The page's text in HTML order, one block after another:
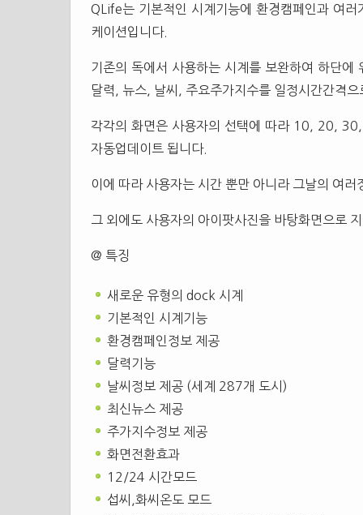
QLife는 기본적인 시계기능에 환경캠페인과 여
케이션입니다.
기존의 독에서 사용하는 시계를 보완하여 하단
달력, 뉴스, 날씨, 주요주가지수를 일정시간간격
각각의 화면은 사용자의 선택에 따라 10, 20,
자동업데이트 됩니다.
이에 따라 사용자는 시간 뿐만 아니라 그날의 여
그 외에도 사용자의 아이팟사진을 바탕화면으로
@ 특징
새로운 유형의 dock 시계
기본적인 시계기능
환경캠페인정보 제공
달력기능
날씨정보 제공 (세계 287개 도시)
최신뉴스 제공
주가지수정보 제공
화면전환효과
12/24 시간모드
섭씨,화씨온도 모드